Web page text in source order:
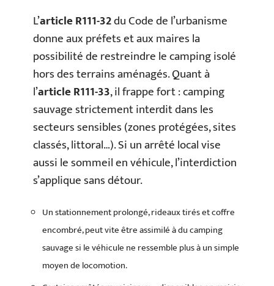
L’article R111-32du Code de l’urbanisme
donne aux préfets et aux maires la
possibilité de restreindre le camping isolé
hors des terrains aménagés. Quant à
l’article R111-33, il frappe fort : camping
sauvage strictement interdit dans les
secteurs sensibles (zones protégées, sites
classés, littoral…). Si un arrêté local vise
aussi le sommeil en véhicule, l’interdiction
s’applique sans détour.
Un stationnement prolongé, rideaux tirés et coffre
encombré, peut vite être assimilé à du camping
sauvage si le véhicule ne ressemble plus à un simple
moyen de locomotion.